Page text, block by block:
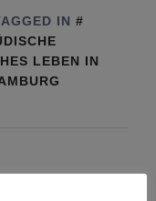
IN
LEBEN IN